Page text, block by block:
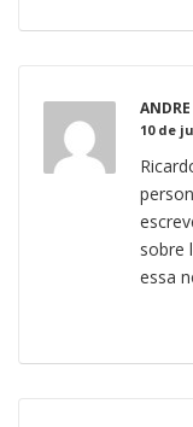
ANDRE
10 de
sobre
essa